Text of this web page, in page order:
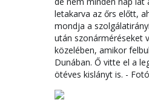
letakarva az őrs előtt,
mondja a
után szonárméréseket
közelében, amikor
Dunában. Ő vitte el a
ötéves kislányt is. -